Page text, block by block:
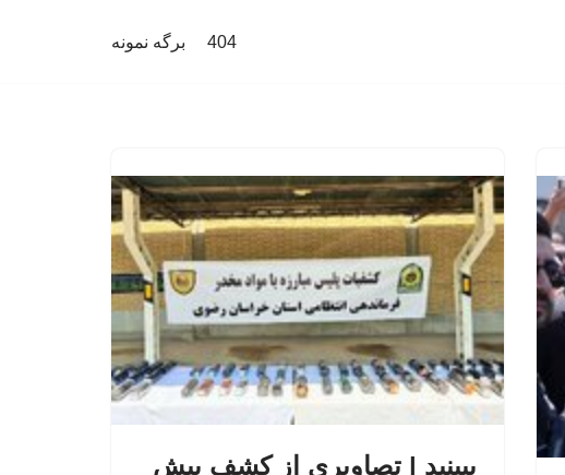
404 برگه نمونه
ببینید | تصاویری از کشف بیش